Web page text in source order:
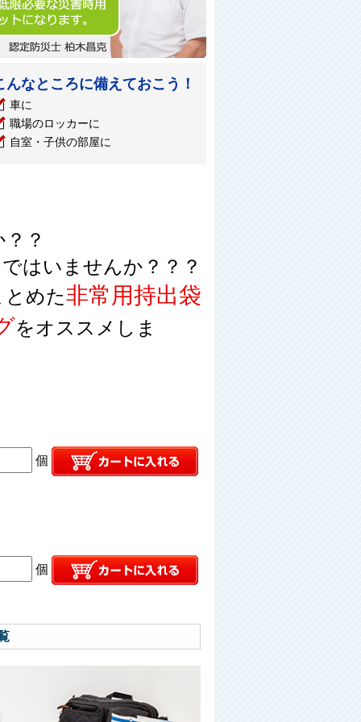
んなところに備えておこう！
車に
職場のロッカーに
自室・子供の部屋に
？
はいませんか？？？
めた非常用持出袋
をオススメしま
個
個